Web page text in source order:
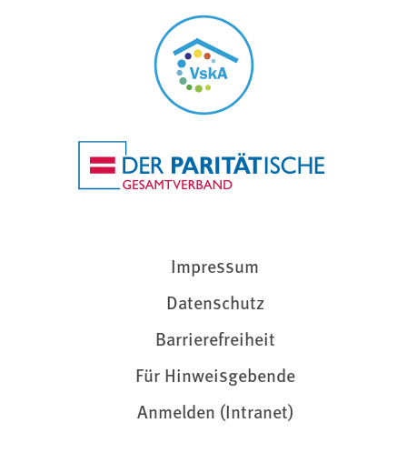
Impressum
Datenschutz
Barrierefreiheit
Für Hinweisgebende
Anmelden (Intranet)